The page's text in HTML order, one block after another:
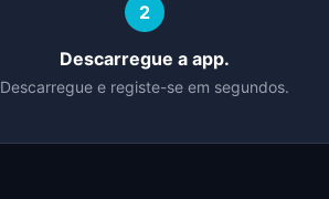
2
Descarregue a app.
Descarregue e registe-se em segundos.